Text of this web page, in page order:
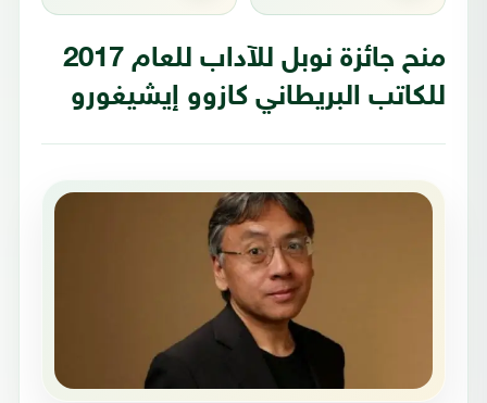
منح جائزة نوبل للآداب للعام 2017
للكاتب البريطاني كازوو إيشيغورو